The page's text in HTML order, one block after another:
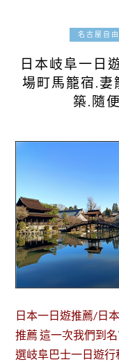
名古屋自
日本岐阜一日
場町馬籠宿.妻
築.隨
日本一日遊推薦/日
推薦 這一次我們到
選岐阜巴士一日遊